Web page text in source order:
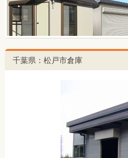
千葉県：松戸市倉庫